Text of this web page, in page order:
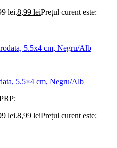
lei.8,99 leiPrețul curent este:
5.5×4 cm, Negru/Alb
lei.8,99 leiPrețul curent este: